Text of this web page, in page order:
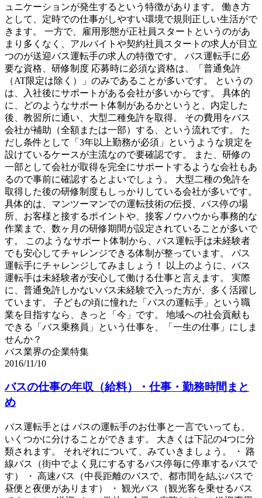
ュニケーションが発生するという特徴があります。 働き方
として、定時での仕事がしやすい環境で規則正しい生活がで
きます。 一方で、雇用形態が正社員スタートというのがあ
まり多くなく、アルバイトや契約社員スタートの求人が目立
つのが送迎バス運転手の求人の特徴です。 バス運転手に必
要な資格、研修制度 応募時に必須な資格は、「普通免許
（AT限定は除く）」のみであることが多いです。 というの
は、入社後にサポートがある会社が多いからです。 具体的
に、どのようなサポート体制があるかというと、内定した
後、教習所に通い、大型二種免許を取得。 その費用をバス
会社が補助（全額または一部）する、という流れです。 た
だし条件として「3年以上勤務が必須」というような規定を
設けているケースが主流なので要確認です。 また、研修の
一部として会社が取得を完全にサポートするような会社もあ
るので事前に確認するとよいでしょう。 大型二種の免許を
取得した後の研修制度もしっかりしている会社が多いです。
具体的は、マンツーマンでの運転技術の伝授、バス停の場
所、お客様と接するポイントや、接客ノウハウから事務的な
作業まで、数ヶ月の研修期間が設定されていることが多いで
す。 このようなサポート体制から、バス運転手は未経験者
でも安心してチャレンジできる体制が整っています。 バス
運転手にチャレンジしてみましょう！ 以上のように、バス
運転手は未経験者が安心して働ける仕事と言えます。 実際
に、普通免許しかないバス未経験で入った方が、多く活躍し
ています。 子どもの頃に憧れた「バスの運転手」という職
業を目指すなら、きっと「今」です。 地域への社会貢献も
できる「バス乗務員」という仕事を、「一生の仕事」にしま
せんか？
バス業界の企業特集
2016/11/10
バスの仕事の年収（給料）・仕事・勤務時間まと
め
バス運転手とは バスの運転手のお仕事と一言でいっても、
いくつかに分けることができます。 大きくは下記の4つに分
類されます。 それぞれについて、みていきましょう。 ・ 路
線バス（街中でよく見にするするバス停毎に停車するバスで
す） ・ 高速バス（中長距離のバスで、都市間を結ぶバスで
昼便と夜便があります） ・ 観光バス（観光客を乗せるバス